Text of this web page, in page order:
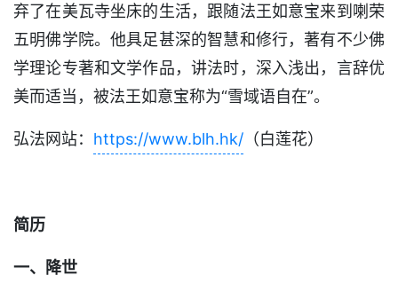
弃了在美瓦寺坐床的生活，跟随法王如意宝来到喇荣
五明佛学院。他具足甚深的智慧和修行，著有不少佛
学理论专著和文学作品，讲法时，深入浅出，言辞优
美而适当，被法王如意宝称为“雪域语自在”。
弘法网站： https://www.blh.hk/ （白莲花）
简历
一、降世